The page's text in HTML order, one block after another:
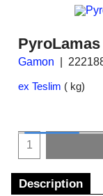
Gamon
ex Teslim kg
Description